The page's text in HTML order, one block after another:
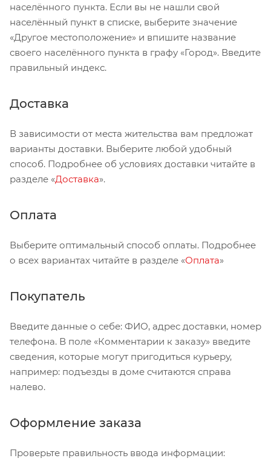
населённого пункта. Если вы не нашли свой
населённый пункт в списке, выберите значение
«Другое местоположение» и впишите название
своего населённого пункта в графу «Город». Введите
правильный индекс.
Доставка
В зависимости от места жительства вам предложат
варианты доставки. Выберите любой удобный
способ. Подробнее об условиях доставки читайте в
разделе «Доставка».
Оплата
Выберите оптимальный способ оплаты. Подробнее
о всех вариантах читайте в разделе «Оплата»
Покупатель
Введите данные о себе: ФИО, адрес доставки, номер
телефона. В поле «Комментарии к заказу» введите
сведения, которые могут пригодиться курьеру,
например: подъезды в доме считаются справа
налево.
Оформление заказа
Проверьте правильность ввода информации: